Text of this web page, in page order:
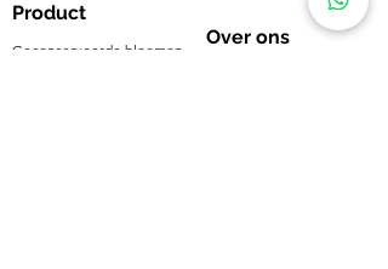
Product
Over ons
Geconserveerde bloemen